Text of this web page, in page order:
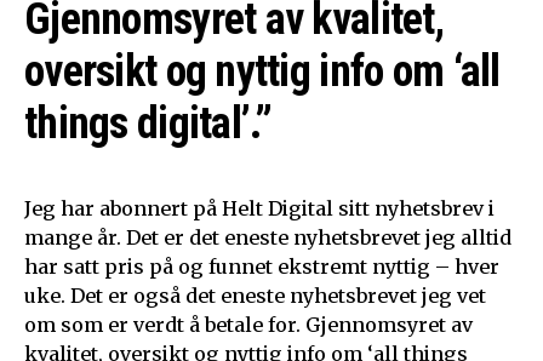
Gjennomsyret av kvalitet,
oversikt og nyttig info om ‘all
things digital’.”
Jeg har abonnert på Helt Digital sitt nyhetsbrev i
mange år. Det er det eneste nyhetsbrevet jeg alltid
har satt pris på og funnet ekstremt nyttig – hver
uke. Det er også det eneste nyhetsbrevet jeg vet
om som er verdt å betale for. Gjennomsyret av
kvalitet, oversikt og nyttig info om ‘all things